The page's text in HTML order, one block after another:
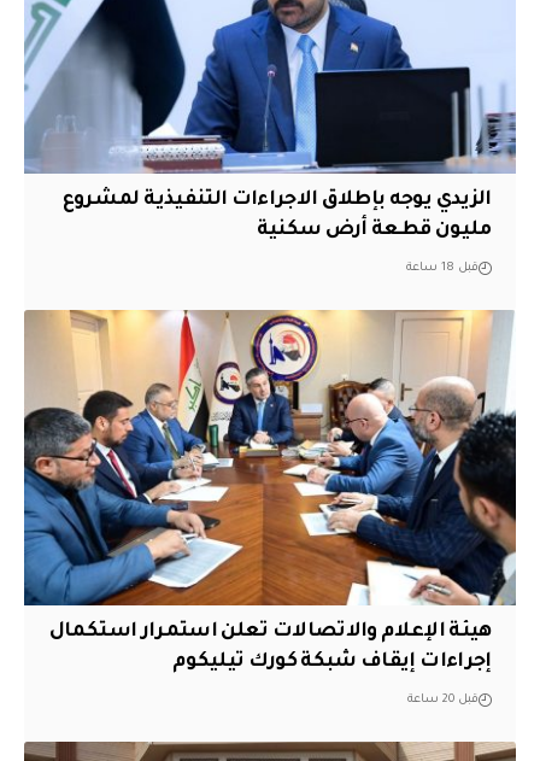
الزيدي يوجه بإطلاق الاجراءات التنفيذية لمشروع
مليون قطعة أرض سكنية
قبل 18 ساعة
هيئة الإعلام والاتصالات تعلن استمرار استكمال
إجراءات إيقاف شبكة كورك تيليكوم
قبل 20 ساعة